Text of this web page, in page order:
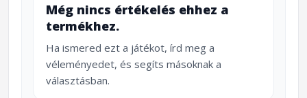
Még nincs értékelés ehhez a
termékhez.
Ha ismered ezt a játékot, írd meg a
véleményedet, és segíts másoknak a
választásban.